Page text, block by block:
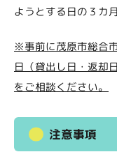
ようとする日の３カ
※事前に茂原市総合
日（貸出し日・返却
をご相談ください。
注意事項